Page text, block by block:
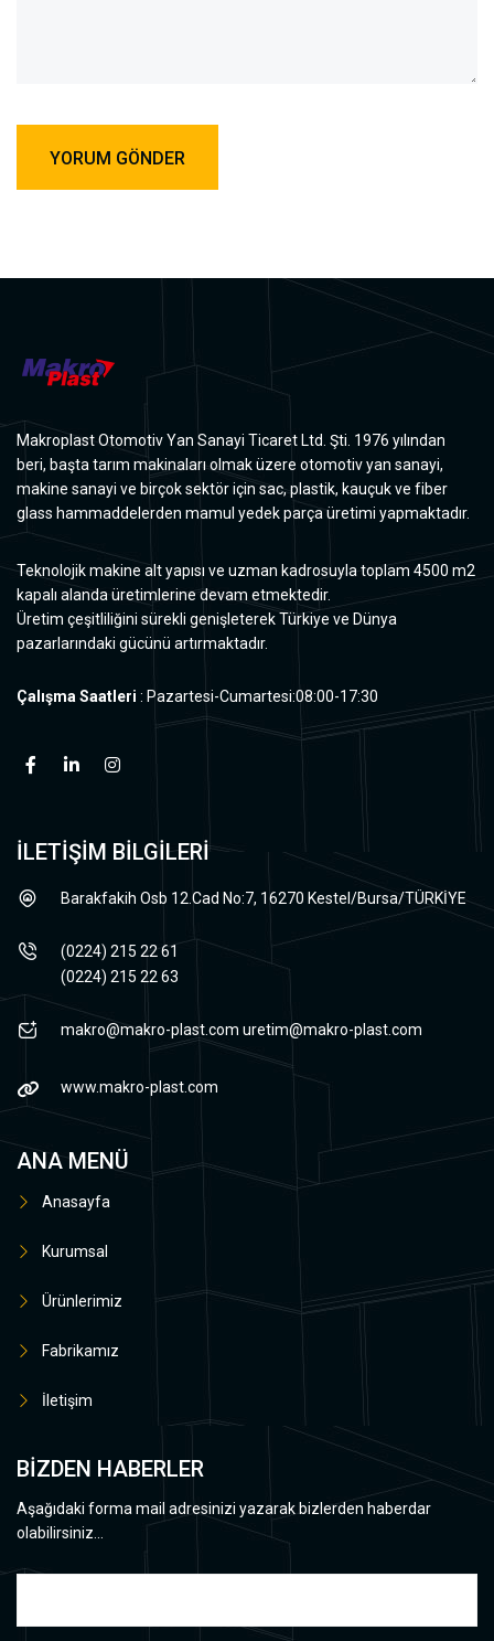
Makroplast Otomotiv Yan Sanayi Ticaret Ltd. Şti. 1976 yılından
beri, başta tarım makinaları olmak üzere otomotiv yan sanayi,
makine sanayi ve birçok sektör için sac, plastik, kauçuk ve fiber
glass hammaddelerden mamul yedek parça üretimi yapmaktadır.
Teknolojik makine alt yapısı ve uzman kadrosuyla toplam 4500 m2
kapalı alanda üretimlerine devam etmektedir.
Üretim çeşitliliğini sürekli genişleterek Türkiye ve Dünya
pazarlarındaki gücünü artırmaktadır.
Çalışma Saatleri : Pazartesi-Cumartesi:08:00-17:30
İLETİŞİM BİLGİLERİ
Barakfakih Osb 12.Cad No:7, 16270 Kestel/Bursa/TÜRKİYE
(0224) 215 22 61
(0224) 215 22 63
makro@makro-plast.com uretim@makro-plast.com
www.makro-plast.com
ANA MENÜ
Anasayfa
Kurumsal
Ürünlerimiz
Fabrikamız
İletişim
BİZDEN HABERLER
Aşağıdaki forma mail adresinizi yazarak bizlerden haberdar
olabilirsiniz...